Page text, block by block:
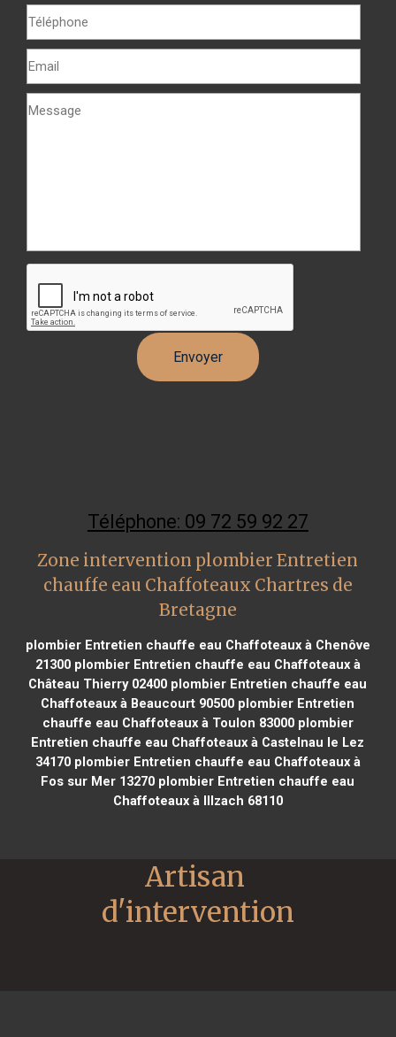
Téléphone: 09 72 59 92 27
Zone intervention plombier Entretien
chauffe eau Chaffoteaux Chartres de
Bretagne
plombier Entretien chauffe eau Chaffoteaux à Chenôve
21300plombier Entretien chauffe eau Chaffoteaux à
Château Thierry 02400 plombier Entretien chauffe eau
Chaffoteaux à Beaucourt 90500 plombier Entretien
chauffe eau Chaffoteaux à Toulon 83000plombier
Entretien chauffe eau Chaffoteaux à Castelnau le Lez
34170plombier Entretien chauffe eau Chaffoteaux à
Fos sur Mer 13270 plombier Entretien chauffe eau
Chaffoteaux à Illzach 68110
Artisan
d'intervention